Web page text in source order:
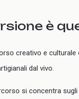
è
creativo e culturale
dal vivo.
si concentra